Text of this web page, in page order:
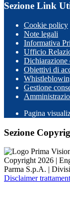
Sezione Link
Cookie policy
Note legali
Informativa
Ufficio
Dichiarazione
Obiettivi di
Gestione
Pagina
Sezione
Copyright 2026 |
Parma S.p.A. |
Disclaimer